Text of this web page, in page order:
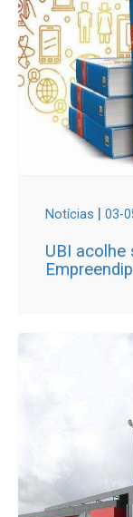
Notícias | 03-
UBI acolhe